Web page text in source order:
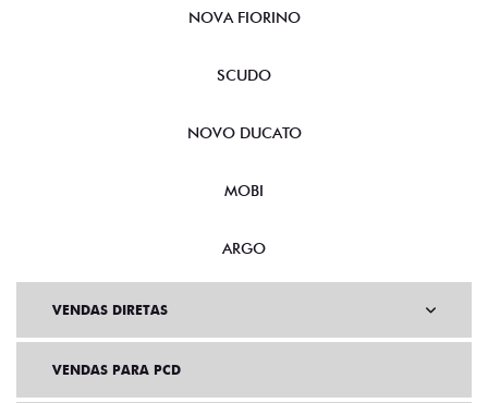
NOVA FIORINO
SCUDO
NOVO DUCATO
MOBI
ARGO
VENDAS DIRETAS
VENDAS PARA PCD